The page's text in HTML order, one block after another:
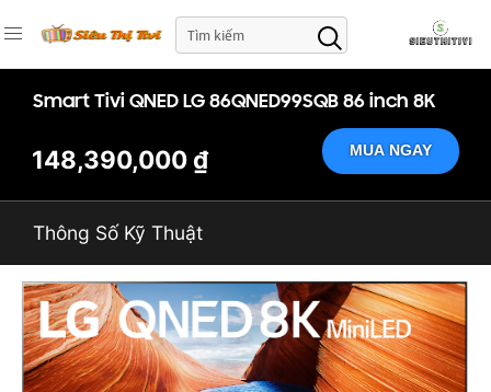
Smart Tivi QNED LG 86QNED99SQB 86 inch 8K
Thông Số Kỹ Thuật
148,390,000 ₫ MUA NGAY